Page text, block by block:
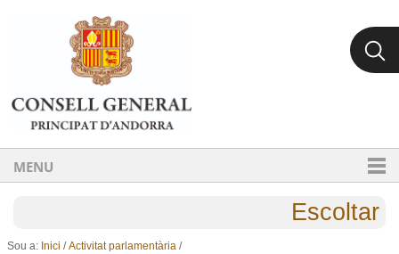
Ves al contingut.
Salta a la navegació
MENU
Escoltar
Sou a: Inici /Activitat parlamentària /